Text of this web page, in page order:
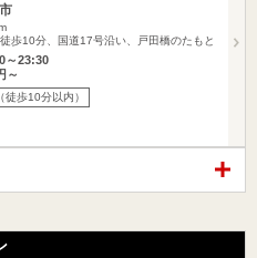
歩10分、国道17号沿い、戸田橋のたもと
～23:30
～
徒歩10分以内）